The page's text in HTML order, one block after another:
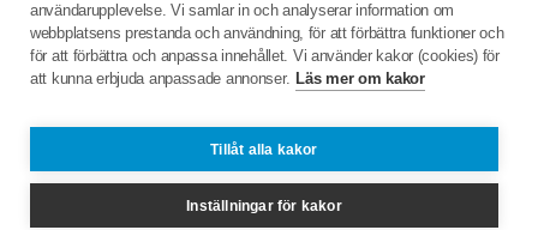
användarupplevelse. Vi samlar in och analyserar information om
webbplatsens prestanda och användning, för att förbättra funktioner och
för att förbättra och anpassa innehållet. Vi använder kakor (cookies) för
att kunna erbjuda anpassade annonser. Läs mer om kakor
Tillåt alla kakor
Inställningar för kakor
Förmåner
C/o:Ann-Christin Johnsson